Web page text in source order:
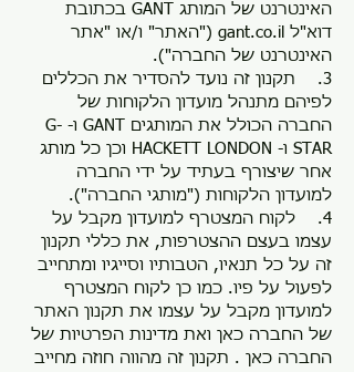
האינטרנט של המותג GANT בכתובת
דוא"ל gant.co.il ("האתר" ו/או "אתר
האינטרנט של החברה").
3. תקנון זה נועד להסדיר את הכללים
לפיהם מתנהל מועדון הלקוחות של
החברה הכולל את המותגים GANT ו- G-
STAR ו- HACKETT LONDON וכן כל מותג
אחר שיצורף בעתיד על ידי החברה
למועדון הלקוחות ("מותגי החברה").
4. לקוח המצטרף למועדון מקבל על
עצמו בעצם ההצטרפות, את כללי תקנון
זה על כל תנאיו, הטבותיו וסייגיו ומתחייב
לפעול על פיו. כמו כן לקוח המצטרף
למועדון מקבל על עצמו את תקנון האתר
של החברה כאן ואת מדינות הפרטיות של
החברה כאן . תקנון זה מהווה חוזה מחייב